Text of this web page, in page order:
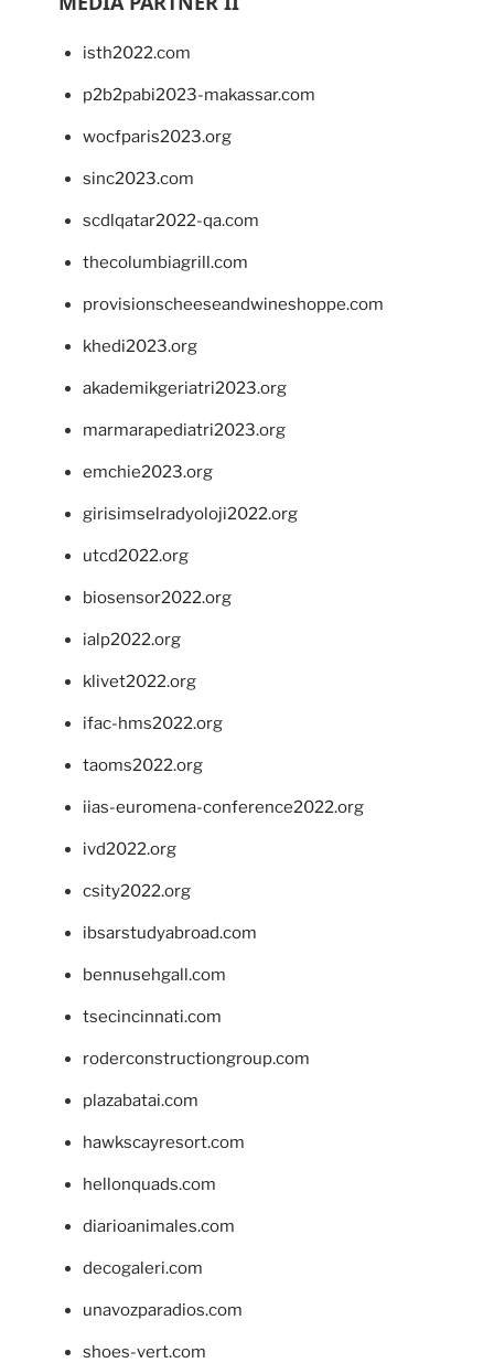
isth2022.com
p2b2pabi2023-makassar.com
wocfparis2023.org
sinc2023.com
scdlqatar2022-qa.com
thecolumbiagrill.com
provisionscheeseandwineshoppe.com
khedi2023.org
akademikgeriatri2023.org
marmarapediatri2023.org
emchie2023.org
girisimselradyoloji2022.org
utcd2022.org
biosensor2022.org
ialp2022.org
klivet2022.org
ifac-hms2022.org
taoms2022.org
iias-euromena-conference2022.org
ivd2022.org
csity2022.org
ibsarstudyabroad.com
bennusehgall.com
tsecincinnati.com
roderconstructiongroup.com
plazabatai.com
hawkscayresort.com
hellonquads.com
diarioanimales.com
decogaleri.com
unavozparadios.com
shoes-vert.com